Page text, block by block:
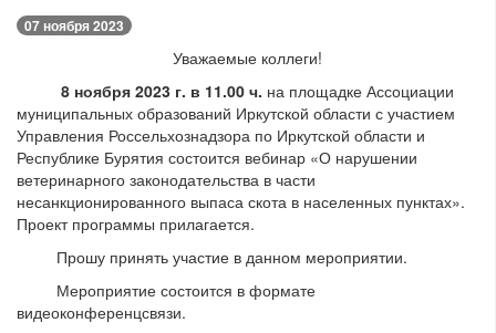
07 ноября 2023
Уважаемые коллеги!
8 ноября 2023 г. в 11.00 ч. на площадке Ассоциации
муниципальных образований Иркутской области с участием
Управления Россельхознадзора по Иркутской области и
Республике Бурятия состоится вебинар «О нарушении
ветеринарного законодательства в части
несанкционированного выпаса скота в населенных пунктах».
Проект программы прилагается.
Прошу принять участие в данном мероприятии.
Мероприятие состоится в формате
видеоконференцсвязи.